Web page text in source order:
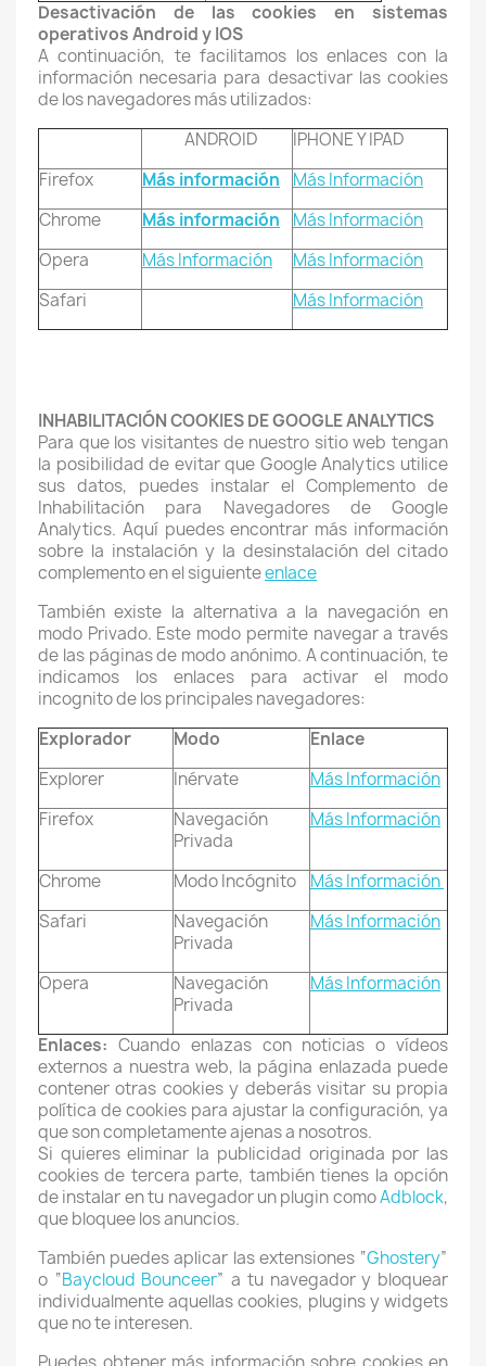
Desactivación de las cookies en sistemas
operativos Android y IOS
A continuación, te facilitamos los enlaces con la
información necesaria para desactivar las cookies
de los navegadores más utilizados:
ANDROID
IPHONE Y IPAD
Firefox
Más información
Más Información
Chrome
Más información
Más Información
Opera
Más Información
Más Información
Safari
Más Información
INHABILITACIÓN COOKIES DE GOOGLE ANALYTICS
Para que los visitantes de nuestro sitio web tengan
la posibilidad de evitar que Google Analytics utilice
sus datos, puedes instalar el Complemento de
Inhabilitación para Navegadores de Google
Analytics. Aquí puedes encontrar más información
sobre la instalación y la desinstalación del citado
complemento en el siguienteenlace
También existe la alternativa a la navegación en
modo Privado. Este modo permite navegar a través
de las páginas de modo anónimo. A continuación, te
indicamos los enlaces para activar el modo
incognito de los principales navegadores:
Explorador
Modo
Enlace
Explorer
Inérvate
Más Información
Firefox
Navegación
Privada
Más Información
Chrome Modo Incógnito
Más Información
Safari
Navegación
Privada
Más Información
Opera
Navegación
Privada
Más Información
Enlaces: Cuando enlazas con noticias o vídeos
externos a nuestra web, la página enlazada puede
contener otras cookies y deberás visitar su propia
política de cookies para ajustar la configuración, ya
que son completamente ajenas a nosotros.
Si quieres eliminar la publicidad originada por las
cookies de tercera parte, también tienes la opción
de instalar en tu navegador un plugin comoAdblock,
que bloquee los anuncios.
También puedes aplicar las extensiones “Ghostery”
o “Baycloud Bounceer” a tu navegador y bloquear
individualmente aquellas cookies, plugins y widgets
que no te interesen.